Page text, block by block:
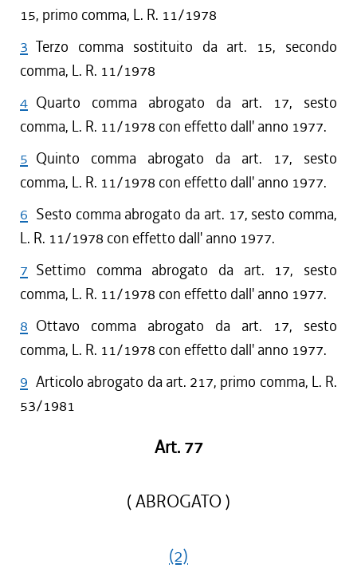
15, primo comma, L. R. 11/1978
3 Terzo comma sostituito da art. 15, secondo
comma, L. R. 11/1978
4 Quarto comma abrogato da art. 17, sesto
comma, L. R. 11/1978 con effetto dall' anno 1977.
5 Quinto comma abrogato da art. 17, sesto
comma, L. R. 11/1978 con effetto dall' anno 1977.
6 Sesto comma abrogato da art. 17, sesto comma,
L. R. 11/1978 con effetto dall' anno 1977.
7 Settimo comma abrogato da art. 17, sesto
comma, L. R. 11/1978 con effetto dall' anno 1977.
8 Ottavo comma abrogato da art. 17, sesto
comma, L. R. 11/1978 con effetto dall' anno 1977.
9 Articolo abrogato da art. 217, primo comma, L. R.
53/1981
Art. 77
( ABROGATO )
(2)